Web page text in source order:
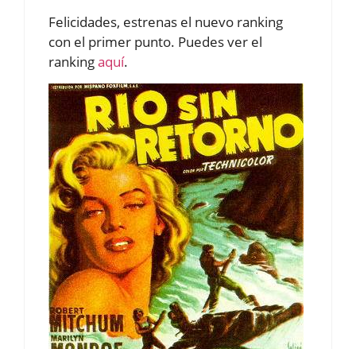
Felicidades, estrenas el nuevo ranking
con el primer punto. Puedes ver el
rankingaquí.